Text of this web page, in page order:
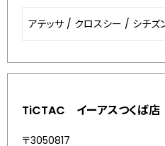
アテッサ / クロスシー / シチズ
TiCTAC イーアスつくば店
〒3050817